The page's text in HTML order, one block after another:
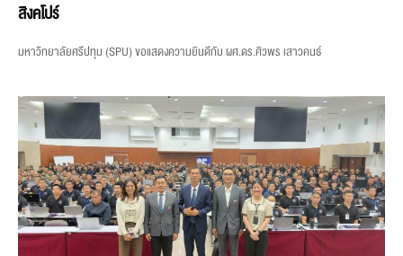
สิงคโปร์
มหาวิทยาลัยศรีปทุม (SPU) ขอแสดงความยินดีกับ ผศ.ดร.ศิวพร เสาวคนธ์